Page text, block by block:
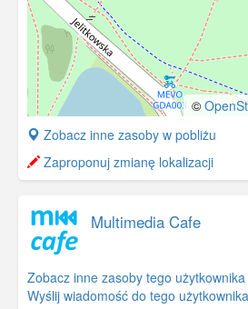
©
+
−
Zobacz inne zasoby w pobliżu
Zaproponuj zmianę lokalizacji
Multimedia Cafe
Zobacz inne zasoby tego użytkownika
Wyślij wiadomość do tego użytkownika